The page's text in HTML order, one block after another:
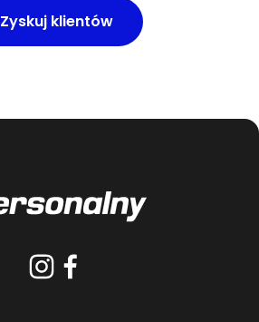
Zyskuj klientów